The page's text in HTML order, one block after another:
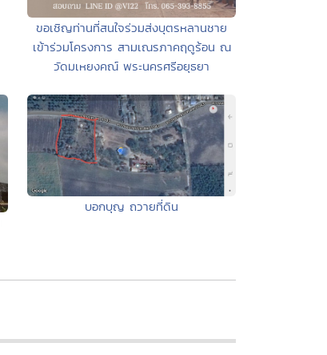
ขอเชิญท่านที่สนใจร่วมส่งบุตรหลานชาย
เข้าร่วมโครงการ สามเณรภาคฤดูร้อน ณ
วัดมเหยงคณ์ พระนครศรีอยุธยา
บอกบุญ ถวายที่ดิน